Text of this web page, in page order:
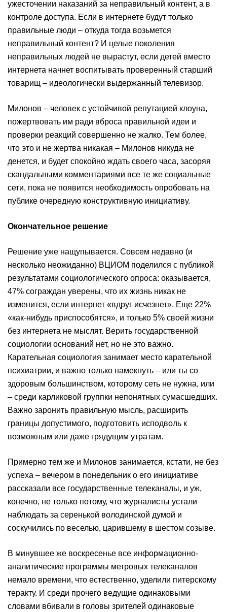
ужесточении наказаний за неправильный контент, а в
контроле доступа. Если в интернете будут только
правильные люди – откуда тогда возьмется
неправильный контент? И целые поколения
неправильных людей не вырастут, если детей вместо
интернета начнет воспитывать проверенный старший
товарищ – идеологически выдержанный телевизор.
Милонов – человек с устойчивой репутацией клоуна,
пожертвовать им ради вброса правильной идеи и
проверки реакций совершенно не жалко. Тем более,
что это и не жертва никакая – Милонов никуда не
денется, и будет спокойно ждать своего часа, засоряя
скандальными комментариями все те же социальные
сети, пока не появится необходимость опробовать на
публике очередную конструктивную инициативу.
Окончательное решение
Решение уже нащупывается. Совсем недавно (и
несколько неожиданно) ВЦИОМ поделился с публикой
результатами социологического опроса: оказывается,
47% сограждан уверены, что их жизнь никак не
изменится, если интернет «вдруг исчезнет». Еще 22%
«как-нибудь приспособятся», и только 5% своей жизни
без интернета не мыслят. Верить государственной
социологии оснований нет, но не это важно.
Карательная социология занимает место карательной
психиатрии, и важно только намекнуть – или ты со
здоровым большинством, которому сеть не нужна, или
– среди карликовой группки непонятных сумасшедших.
Важно заронить правильную мысль, расширить
границы допустимого, подготовить исподволь к
возможным или даже грядущим утратам.
Примерно тем же и Милонов занимается, кстати, не без
успеха – вечером в понедельник о его инициативе
рассказали все государственные телеканалы, и уж,
конечно, не только потому, что журналисты устали
наблюдать за серенькой володинской думой и
соскучились по веселью, царившему в шестом созыве.
В минувшее же воскресенье все информационно-
аналитические программы метровых телеканалов
немало времени, что естественно, уделили питерскому
теракту. И среди прочего ведущие одинаковыми
словами вбивали в головы зрителей одинаковые